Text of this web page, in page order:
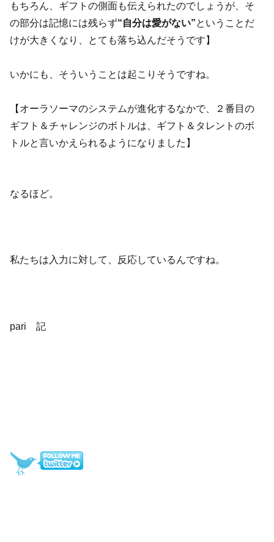
もちろん、ギフトの側面も伝えられたのでしょうが、そ
の部分は記憶には残らず“自分は愛がない”ということだ
けが大きくなり、とても落ち込んだそうです】
いかにも、そういうことは起こりそうですね。
【オーラソーマのシステムが進化するなかで、２番目の
ギフト＆チャレンジのボトルは、ギフト＆タレントのボ
トルと言いかえられるようになりました】
なるほど。
私たちは入力に対して、反応しているんですね。
pari 記